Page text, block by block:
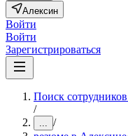
Алексин
Войти
Войти
Зарегистрироваться
Поиск
/
... /